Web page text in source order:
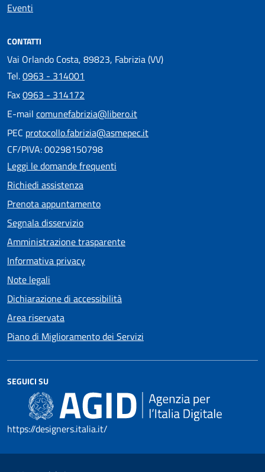
Eventi
CONTATTI
Vai Orlando Costa, 89823, Fabrizia (VV)
Tel.0963 - 314001
Fax0963 - 314172
E-mail comunefabrizia@libero.it
PEC protocollo.fabrizia@asmepec.it
CF/PIVA: 00298150798
Leggi le domande frequenti
Richiedi assistenza
Prenota appuntamento
Segnala disservizio
Amministrazione trasparente
Informativa privacy
Note legali
Dichiarazione di accessibilità
Area riservata
Piano di Miglioramento dei Servizi
SEGUICI SU
https://designers.italia.it/